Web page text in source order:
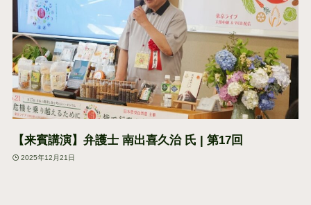
【来賓講演】弁護士 南出喜久治 氏 | 第17回
2025年12月21日